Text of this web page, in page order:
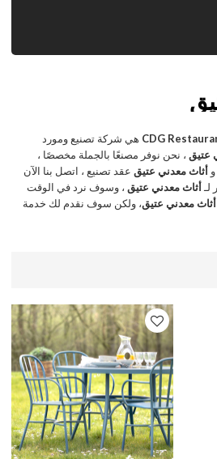
CDG هي شركة تصنيع ومورد
عتيق ، نحن نوفر مصنعًا بالجملة مخصصًا ،
وأثاث معدني عتيق عقد تصنيع ، اتصل بنا الآن
لـأثاث معدني عتيق ، وسوف نرد في الوقت
أثاث معدني عتيق، ولكن سوف نقدم لك خدمة